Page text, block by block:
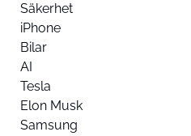
Säkerhet
iPhone
Bilar
AI
Tesla
Elon Musk
Samsung